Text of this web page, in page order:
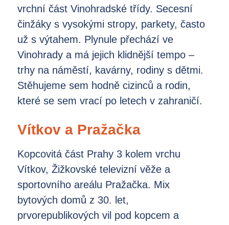
vrchní část Vinohradské třídy. Secesní
činžáky s vysokými stropy, parkety, často
už s výtahem. Plynule přechází ve
Vinohrady a má jejich klidnější tempo –
trhy na náměstí, kavárny, rodiny s dětmi.
Stěhujeme sem hodně cizinců a rodin,
které se sem vrací po letech v zahraničí.
Vítkov a Pražačka
Kopcovitá část Prahy 3 kolem vrchu
Vítkov, Žižkovské televizní věže a
sportovního areálu Pražačka. Mix
bytových domů z 30. let,
prvorepublikových vil pod kopcem a